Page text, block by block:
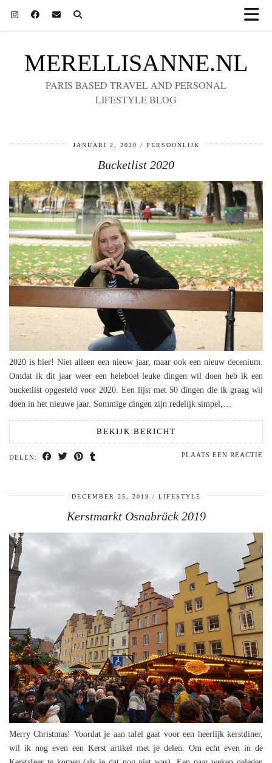
MERELLISANNE.NL
PARIS BASED TRAVEL AND PERSONAL
LIFESTYLE BLOG
JANUARI 2, 2020 PERSOONLIJK
Bucketlist 2020
2020 is hier! Niet alleen een nieuw jaar, maar ook een nieuw decenium.
Omdat ik dit jaar weer een heleboel leuke dingen wil doen heb ik een
bucketlist opgesteld voor 2020. Een lijst met 50 dingen die ik graag wil
doen in het nieuwe jaar. Sommige dingen zijn redelijk simpel,…
BEKIJK BERICHT
DELEN: PLAATS EEN REACTIE
DECEMBER 25, 2019 LIFESTYLE
Kerstmarkt Osnabrück 2019
Merry Christmas! Voordat je aan tafel gaat voor een heerlijk kerstdiner,
wil ik nog even een Kerst artikel met je delen. Om echt even in de